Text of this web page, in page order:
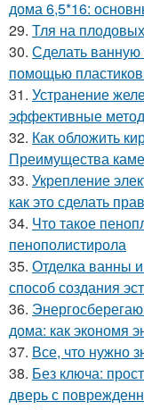
дома 6,5*16:
29. Тля на
30. Сделать ванную
помощью
31. Устранение
эффективные
32. Как обложить
Преимущества
33. Укрепление
как это сделать
34. Что такое
пенополистирола
35. Отделка ванны
способ создания
36.
дома: как экономя
37. Все, что нужно
38. Без ключа:
дверь с